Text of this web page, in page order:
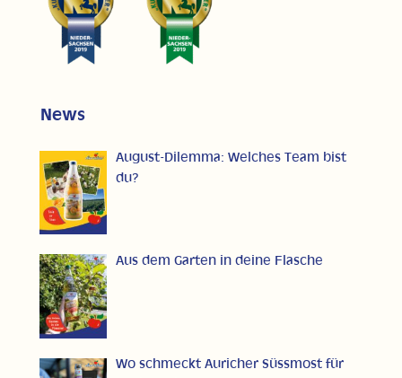
News
August-Dilemma: Welches Team bist
du?
Aus dem Garten in deine Flasche
Wo schmeckt Auricher Süssmost für